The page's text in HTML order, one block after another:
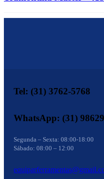
Tel: (31) 3762-5768
WhatsApp: (31)
Segunda – Sexta: 08:00-18:00
Sábado: 08:00 – 12:00